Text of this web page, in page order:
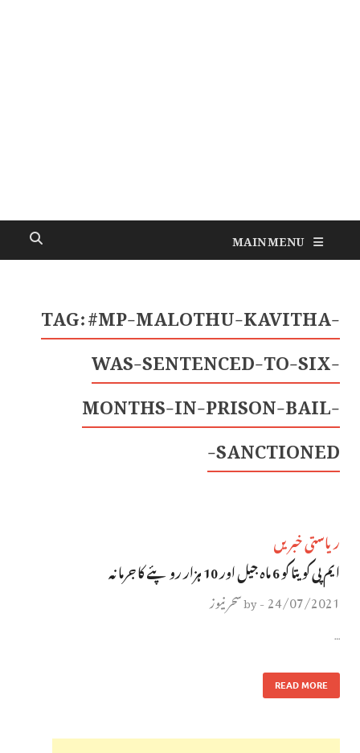
MAIN MENU
TAG:#MP-MALOTHU-KAVITHA-
WAS-SENTENCED-TO-SIX-
MONTHS-IN-PRISON-BAIL-
SANCTIONED-
ریاستی خبریں
ایم پی کویتا کو 6 ماہ جیل اور 10 ہزار روپئے کا جرمانہ
24/07/2021
-
byسحر نیوز
…
READ MORE